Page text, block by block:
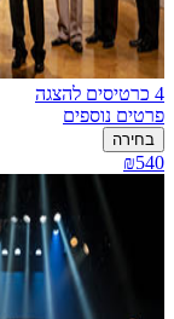
4 כרטיסים להצגה
פרטים נוספים
בחירה
₪540